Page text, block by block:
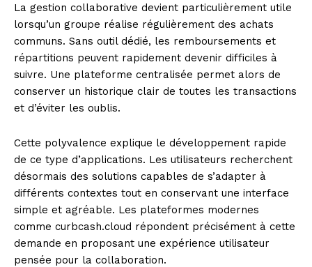
La gestion collaborative devient particulièrement utile
lorsqu’un groupe réalise régulièrement des achats
communs. Sans outil dédié, les remboursements et
répartitions peuvent rapidement devenir difficiles à
suivre. Une plateforme centralisée permet alors de
conserver un historique clair de toutes les transactions
et d’éviter les oublis.
Cette polyvalence explique le développement rapide
de ce type d’applications. Les utilisateurs recherchent
désormais des solutions capables de s’adapter à
différents contextes tout en conservant une interface
simple et agréable. Les plateformes modernes
comme curbcash.cloud répondent précisément à cette
demande en proposant une expérience utilisateur
pensée pour la collaboration.